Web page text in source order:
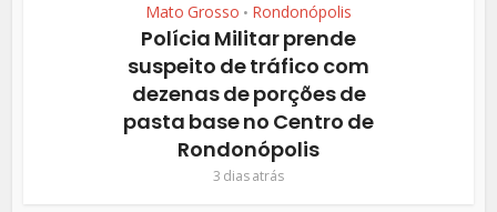
Mato Grosso • Rondonópolis
Polícia Militar prende
suspeito de tráfico com
dezenas de porções de
pasta base no Centro de
Rondonópolis
3 dias atrás